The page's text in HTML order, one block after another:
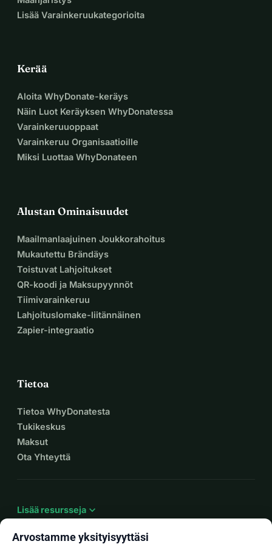
Lisää Varainkeruukategorioita
Kerää
Aloita WhyDonate-keräys
Näin Luot Keräyksen WhyDonatessa
Varainkeruuoppaat
Varainkeruu Organisaatioille
Miksi Luottaa WhyDonateen
Alustan Ominaisuudet
Maailmanlaajuinen Joukkorahoitus
Mukautettu Brändäys
Toistuvat Lahjoitukset
QR-koodi ja Maksupyynnöt
Tiimivarainkeruu
Lahjoituslomake-liitännäinen
Zapier-integraatio
Tietoa
Tietoa WhyDonatesta
Tukikeskus
Maksut
Ota Yhteyttä
Lisää resursseja expand_more
Arvostamme yksityisyyttäsi